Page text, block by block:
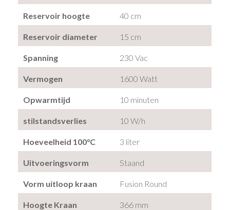
Reservoir hoogte 40 cm
Reservoir diameter 15 cm
Spanning 230 Vac
Vermogen 1600 Watt
Opwarmtijd 10 minuten
stilstandsverlies 10 W/h
Hoeveelheid 100°C 3 liter
Uitvoeringsvorm Staand
Vorm uitloop kraan Fusion Round
Hoogte Kraan 366 mm